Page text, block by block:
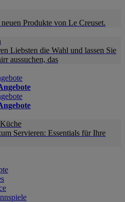
Produkte von Le Creuset.
Liebsten die Wahl und lassen Sie
aussuchen, das
Servieren: Essentials für Ihre